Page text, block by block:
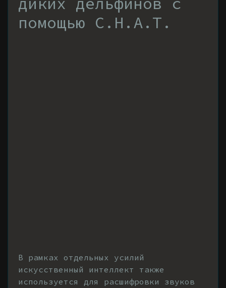
помощью C.H.A.T.
В рамках отдельных усилий
искусственный интеллект также
используется для расшифровки звуков